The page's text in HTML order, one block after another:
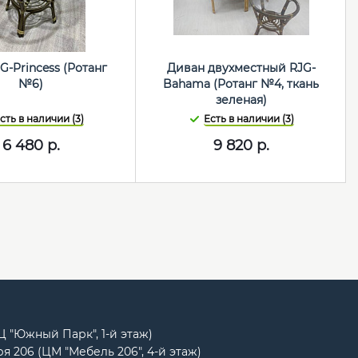
Princess (Ротанг
№6)
в наличии (3)
6 480р.
Диван двухместный RJG-
Bahama (Ротанг №4, ткань
зеленая)
Есть в наличии (3)
9 820р.
"Южный Парк", 1-й этаж)
206 (ЦМ "Мебель 206", 4-й этаж)